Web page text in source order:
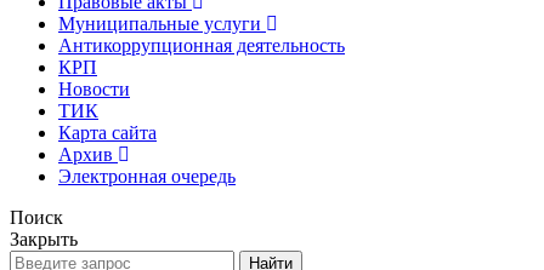
Муниципальные услуги
Антикоррупционная деятельность
КРП
Новости
ТИК
Карта сайта
Архив
Электронная очередь
Поиск
Закрыть
Найти